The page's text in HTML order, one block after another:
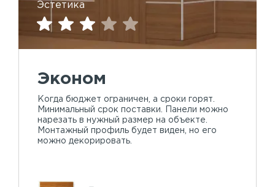
Эстетика
Эконом
Когда бюджет ограничен, а сроки горят.
Минимальный срок поставки. Панели можно
нарезать в нужный размер на объекте.
Монтажный профиль будет виден, но его
можно декорировать.